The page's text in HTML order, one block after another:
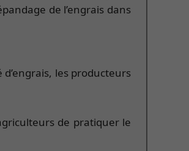
de l’engrais dans
les producteurs
de pratiquer le